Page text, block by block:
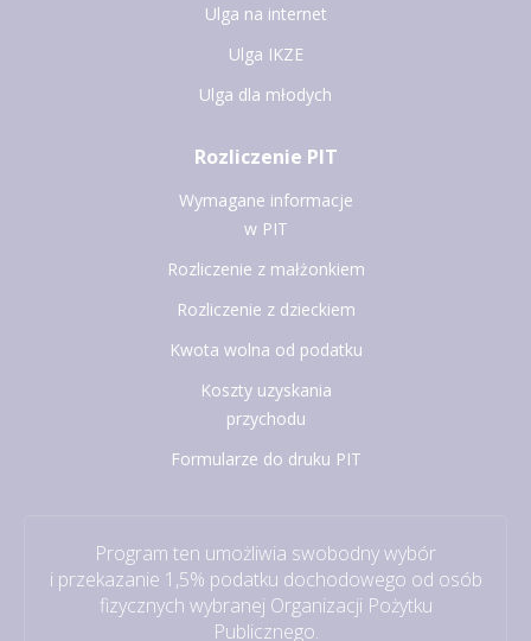
Ulga na internet
Ulga IKZE
Ulga dla młodych
Rozliczenie PIT
Wymagane informacje
w PIT
Rozliczenie z małżonkiem
Rozliczenie z dzieckiem
Kwota wolna od podatku
Koszty uzyskania
przychodu
Formularze do druku PIT
Program ten umożliwia swobodny wybór
i przekazanie 1,5% podatku dochodowego od osób
fizycznych wybranej Organizacji Pożytku
Publicznego.